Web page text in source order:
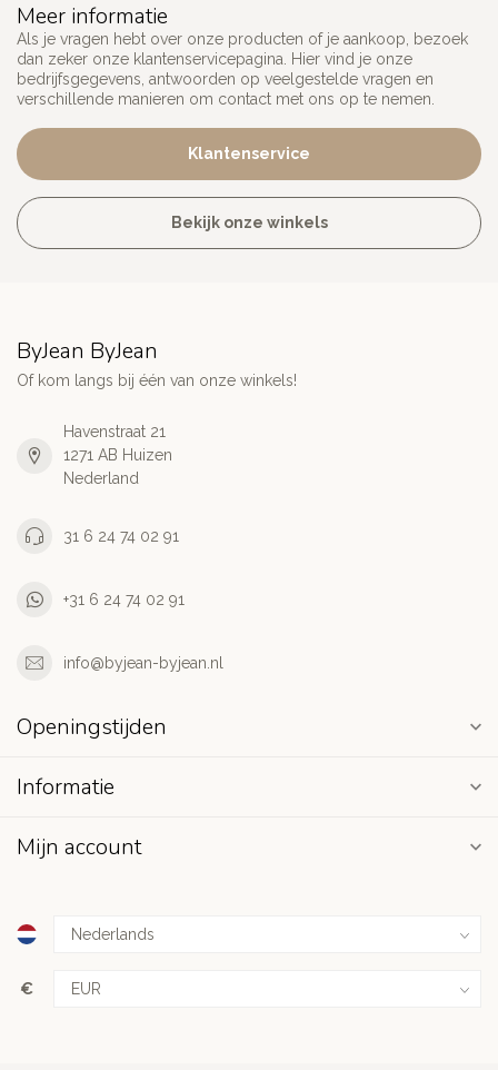
Meer informatie
Als je vragen hebt over onze producten of je aankoop, bezoek
dan zeker onze klantenservicepagina. Hier vind je onze
bedrijfsgegevens, antwoorden op veelgestelde vragen en
verschillende manieren om contact met ons op te nemen.
Klantenservice
Bekijk onze winkels
ByJean ByJean
Of kom langs bij één van onze winkels!
Havenstraat 21
1271 AB Huizen
Nederland
31 6 24 74 02 91
+31 6 24 74 02 91
info@byjean-byjean.nl
Openingstijden
Informatie
Mijn account
€